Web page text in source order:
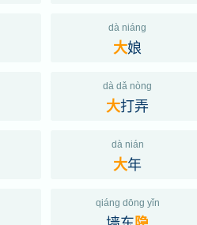
dà niáng
大娘
dà dǎ nòng
大打弄
dà nián
大年
qiáng dōng yǐn